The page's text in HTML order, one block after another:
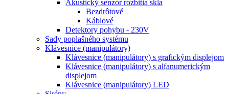
Akustický senzor rozbitia skla
Bezdrôtové
Káblové
Detektory pohybu - 230V
Sady poplašného systému
Klávesnice (manipulátory)
Klávesnice (manipulátory) s grafickým displejom
Klávesnice (manipulátory) s alfanumerickým
displejom
Klávesnice (manipulátory) LED